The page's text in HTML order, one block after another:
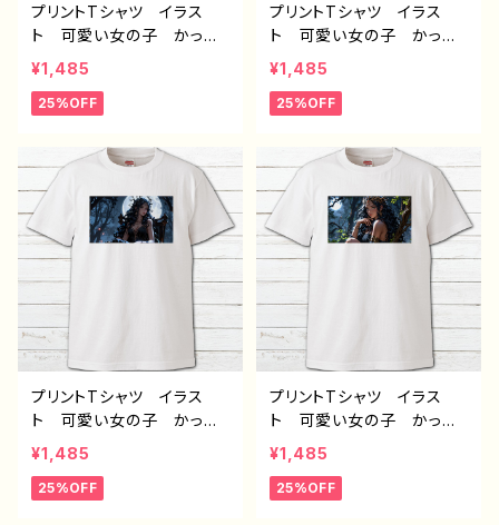
プリントTシャツ イラス
ト 可愛い女の子 かっこ
いい女子 美しい女の子
黒髪 ロングヘア おしゃ
れ エモい メンズ レデ
め 人気 イラストレータ
ー 絵師 クリエイター
白 半袖シャツ コラボ
オリジナル デザイン グッ
ズ ノンブランド H-7
¥1,485
25%OFF
プリントTシャツ イラス
ト 可愛い女の子 かっこ
いい女子 美しい女の子
黒髪 ロングヘア おしゃ
れ エモい メンズ レデ
め 人気 イラストレータ
ー 絵師 クリエイター
白 半袖シャツ コラボ
オリジナル デザイン グッ
ズ ノンブランド H-7
¥1,485
25%OFF
プリントTシャツ イラス
ト 可愛い女の子 かっこ
いい女子 美しい女の子
黒髪 ロングヘア おしゃ
れ エモい メンズ レデ
¥1,485
25%OFF
プリントTシャツ イラス
ト 可愛い女の子 かっこ
いい女子 美しい女の子
黒髪 ロングヘア おしゃ
れ エモい メンズ レデ
¥1,485
25%OFF